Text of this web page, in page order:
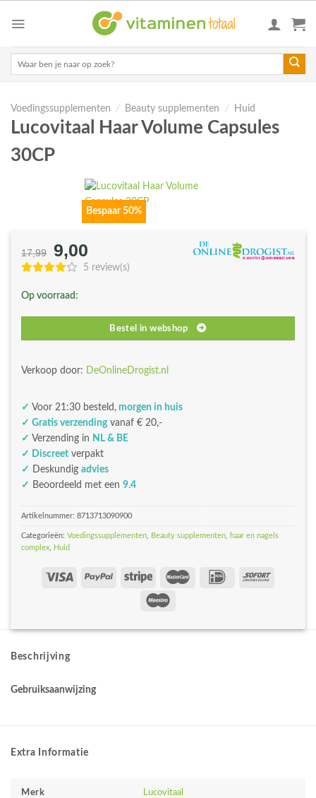
Voedingssupplementen / Beauty supplementen / Huid
Lucovitaal Haar Volume Capsules
30CP
Bespaar 50%
17,99
Oorspronkelijke
prijs
€17,99.
9,00
prijs
5 review(s)
Op voorraad:
Bestel in webshop
Verkoop door: DeOnlineDrogist.nl
✓ Voor 21:30 besteld, morgen in huis
✓ Gratis verzendingvanaf € 20,-
✓ Verzending in NL & BE
✓ Discreet verpakt
✓
Deskundig advies
✓ Beoordeeld met een 9.4
Artikelnummer: 8713713090900
Categorieën: Voedingssupplementen Beauty supplementen
haar en nagels
complex
Huid
Beschrijving
Gebruiksaanwijzing
Extra Informatie
Merk Lucovitaal